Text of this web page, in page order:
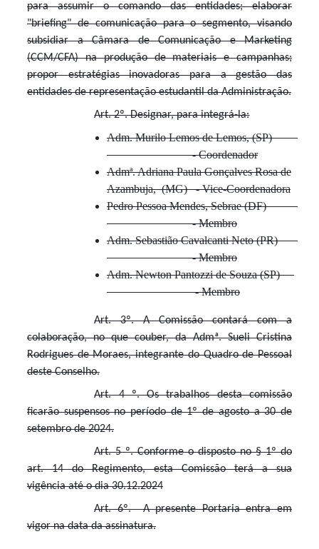
para assumir o comando das entidades; elaborar
"briefing" de comunicação para o segmento, visando
subsidiar a Câmara de Comunicação e Marketing
(CCM/CFA) na produção de materiais e campanhas;
proporestratégias inovadoras para a gestão das
entidades de representação estudantil da Administração.
Art. 2º. Designar, para integrá-la:
Adm. Murilo Lemos de Lemos, (SP)
- Coordenador
Admª. Adriana Paula Gonçalves Rosa de
Azambuja, (MG) - Vice-Coordenadora
Pedro Pessoa Mendes, Sebrae (DF)
- Membro
Adm. Sebastião Cavalcanti Neto (PR)
- Membro
Adm. Newton Pantozzi de Souza (SP)
- Membro
Art. 3º. A Comissão contará com a
colaboração, no que couber, da Admª. Sueli Cristina
Rodrigues de Moraes, integrante do Quadro de Pessoal
deste Conselho.
Art. 4 º. Os trabalhos desta comissão
ficarão suspensos no período de 1º de agosto a 30 de
setembro de 2024.
Art. 5 º. Conforme o disposto no § 1º do
art. 14 do Regimento, esta Comissão terá a sua
vigência até o dia 30.12.2024
Art. 6º. A presente Portaria entra em
vigor na data da assinatura.